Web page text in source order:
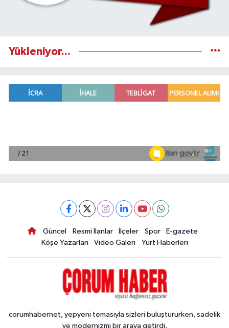
Yükleniyor...
Güncel Resmi İlanlar İlçeler Spor
E-gazete
Köşe Yazarları
Video Galeri Yurt Haberleri
corumhabernet, yepyeni temasıyla sizleri buluştururken, sadelik
ve modernizmi bir araya getirdi.